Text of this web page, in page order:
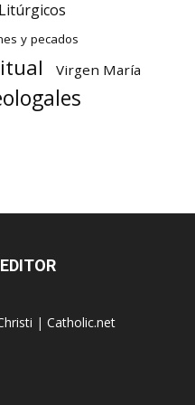
y pecados
Virgen María
| Catholic.net